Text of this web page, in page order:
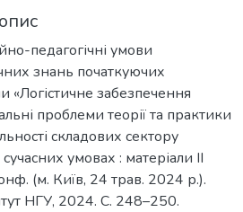
педагогічні умови
знань початкуючих
«Логістичне забезпечення
проблеми теорії та практики
складових сектору
умовах : матеріали ІІ
(м. Київ, 24 трав. 2024 р.).
НГУ, 2024. С. 248–250.